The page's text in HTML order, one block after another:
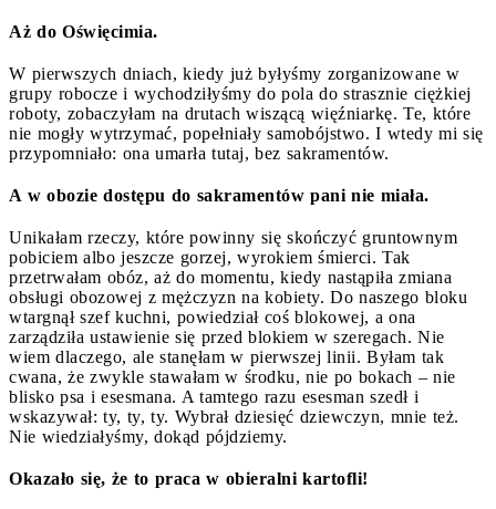
Aż do Oświęcimia.
W pierwszych dniach, kiedy już byłyśmy zorganizowane w
grupy robocze i wychodziłyśmy do pola do strasznie ciężkiej
roboty, zobaczyłam na drutach wiszącą więźniarkę. Te, które
nie mogły wytrzymać, popełniały samobójstwo. I wtedy mi się
przypomniało: ona umarła tutaj, bez sakramentów.
A w obozie dostępu do sakramentów pani nie miała.
Unikałam rzeczy, które powinny się skończyć gruntownym
pobiciem albo jeszcze gorzej, wyrokiem śmierci. Tak
przetrwałam obóz, aż do momentu, kiedy nastąpiła zmiana
obsługi obozowej z mężczyzn na kobiety. Do naszego bloku
wtargnął szef kuchni, powiedział coś blokowej, a ona
zarządziła ustawienie się przed blokiem w szeregach. Nie
wiem dlaczego, ale stanęłam w pierwszej linii. Byłam tak
cwana, że zwykle stawałam w środku, nie po bokach – nie
blisko psa i esesmana. A tamtego razu esesman szedł i
wskazywał: ty, ty, ty. Wybrał dziesięć dziewczyn, mnie też.
Nie wiedziałyśmy, dokąd pójdziemy.
Okazało się, że to praca w obieralni kartofli!